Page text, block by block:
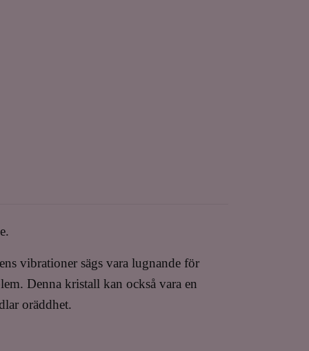
vibrationer sägs vara lugnande för
Denna kristall kan också vara en
oräddhet.